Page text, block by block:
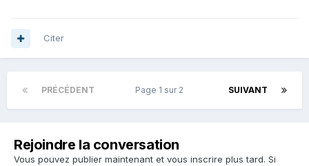
Citer
PRÉCÉDENT SUIVANT
Page 1 sur 2
Rejoindre la conversation
Vous pouvez publier maintenant et vous inscrire plus tard. Si